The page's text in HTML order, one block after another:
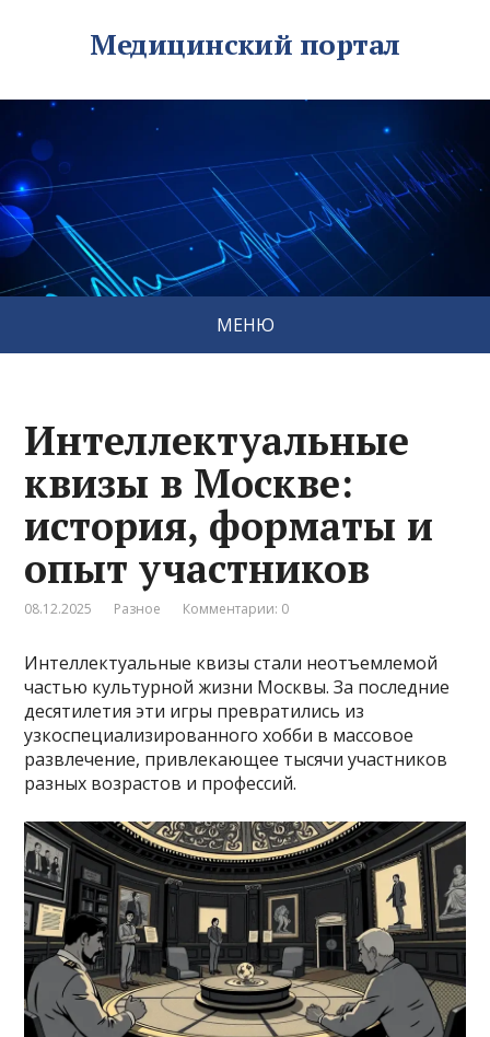
Медицинский портал
МЕНЮ
Интеллектуальные
квизы в Москве:
история, форматы и
опыт участников
08.12.2025 Разное Комментарии: 0
Интеллектуальные квизы стали неотъемлемой
частью культурной жизни Москвы. За последние
десятилетия эти игры превратились из
узкоспециализированного хобби в массовое
развлечение, привлекающее тысячи участников
разных возрастов и профессий.